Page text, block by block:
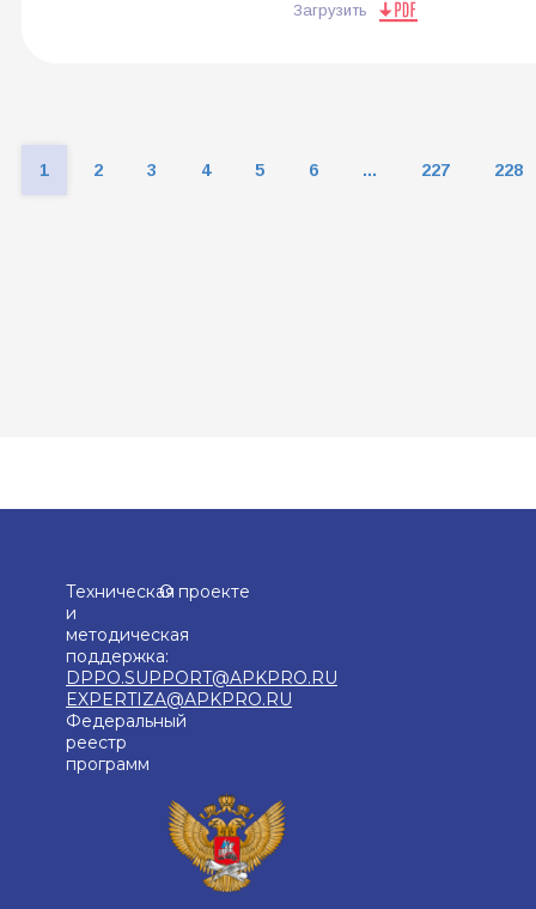
Загрузить
1 2 3 4 5 6 ... 227 228
Техническая
и
методическая
поддержка:
DPPO.SUPPORT@APKPRO.RU
EXPERTIZA@APKPRO.RU
О проекте
Федеральный
реестр
программ